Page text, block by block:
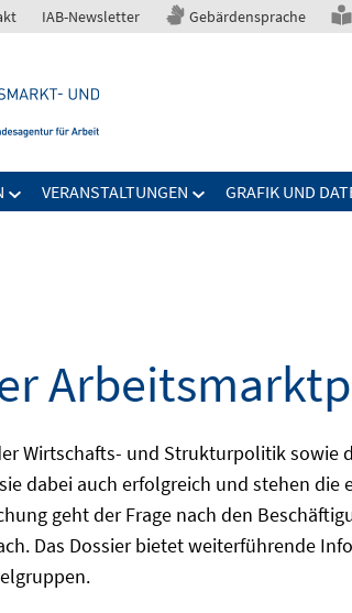
IAB-Newsletter Gebärdensprache
VERANSTALTUNGEN GRAFIK UND
Wirtschafts- und Strukturpolitik sowie
dabei auch erfolgreich und stehen
geht der Frage nach den
Das Dossier bietet weiterführende